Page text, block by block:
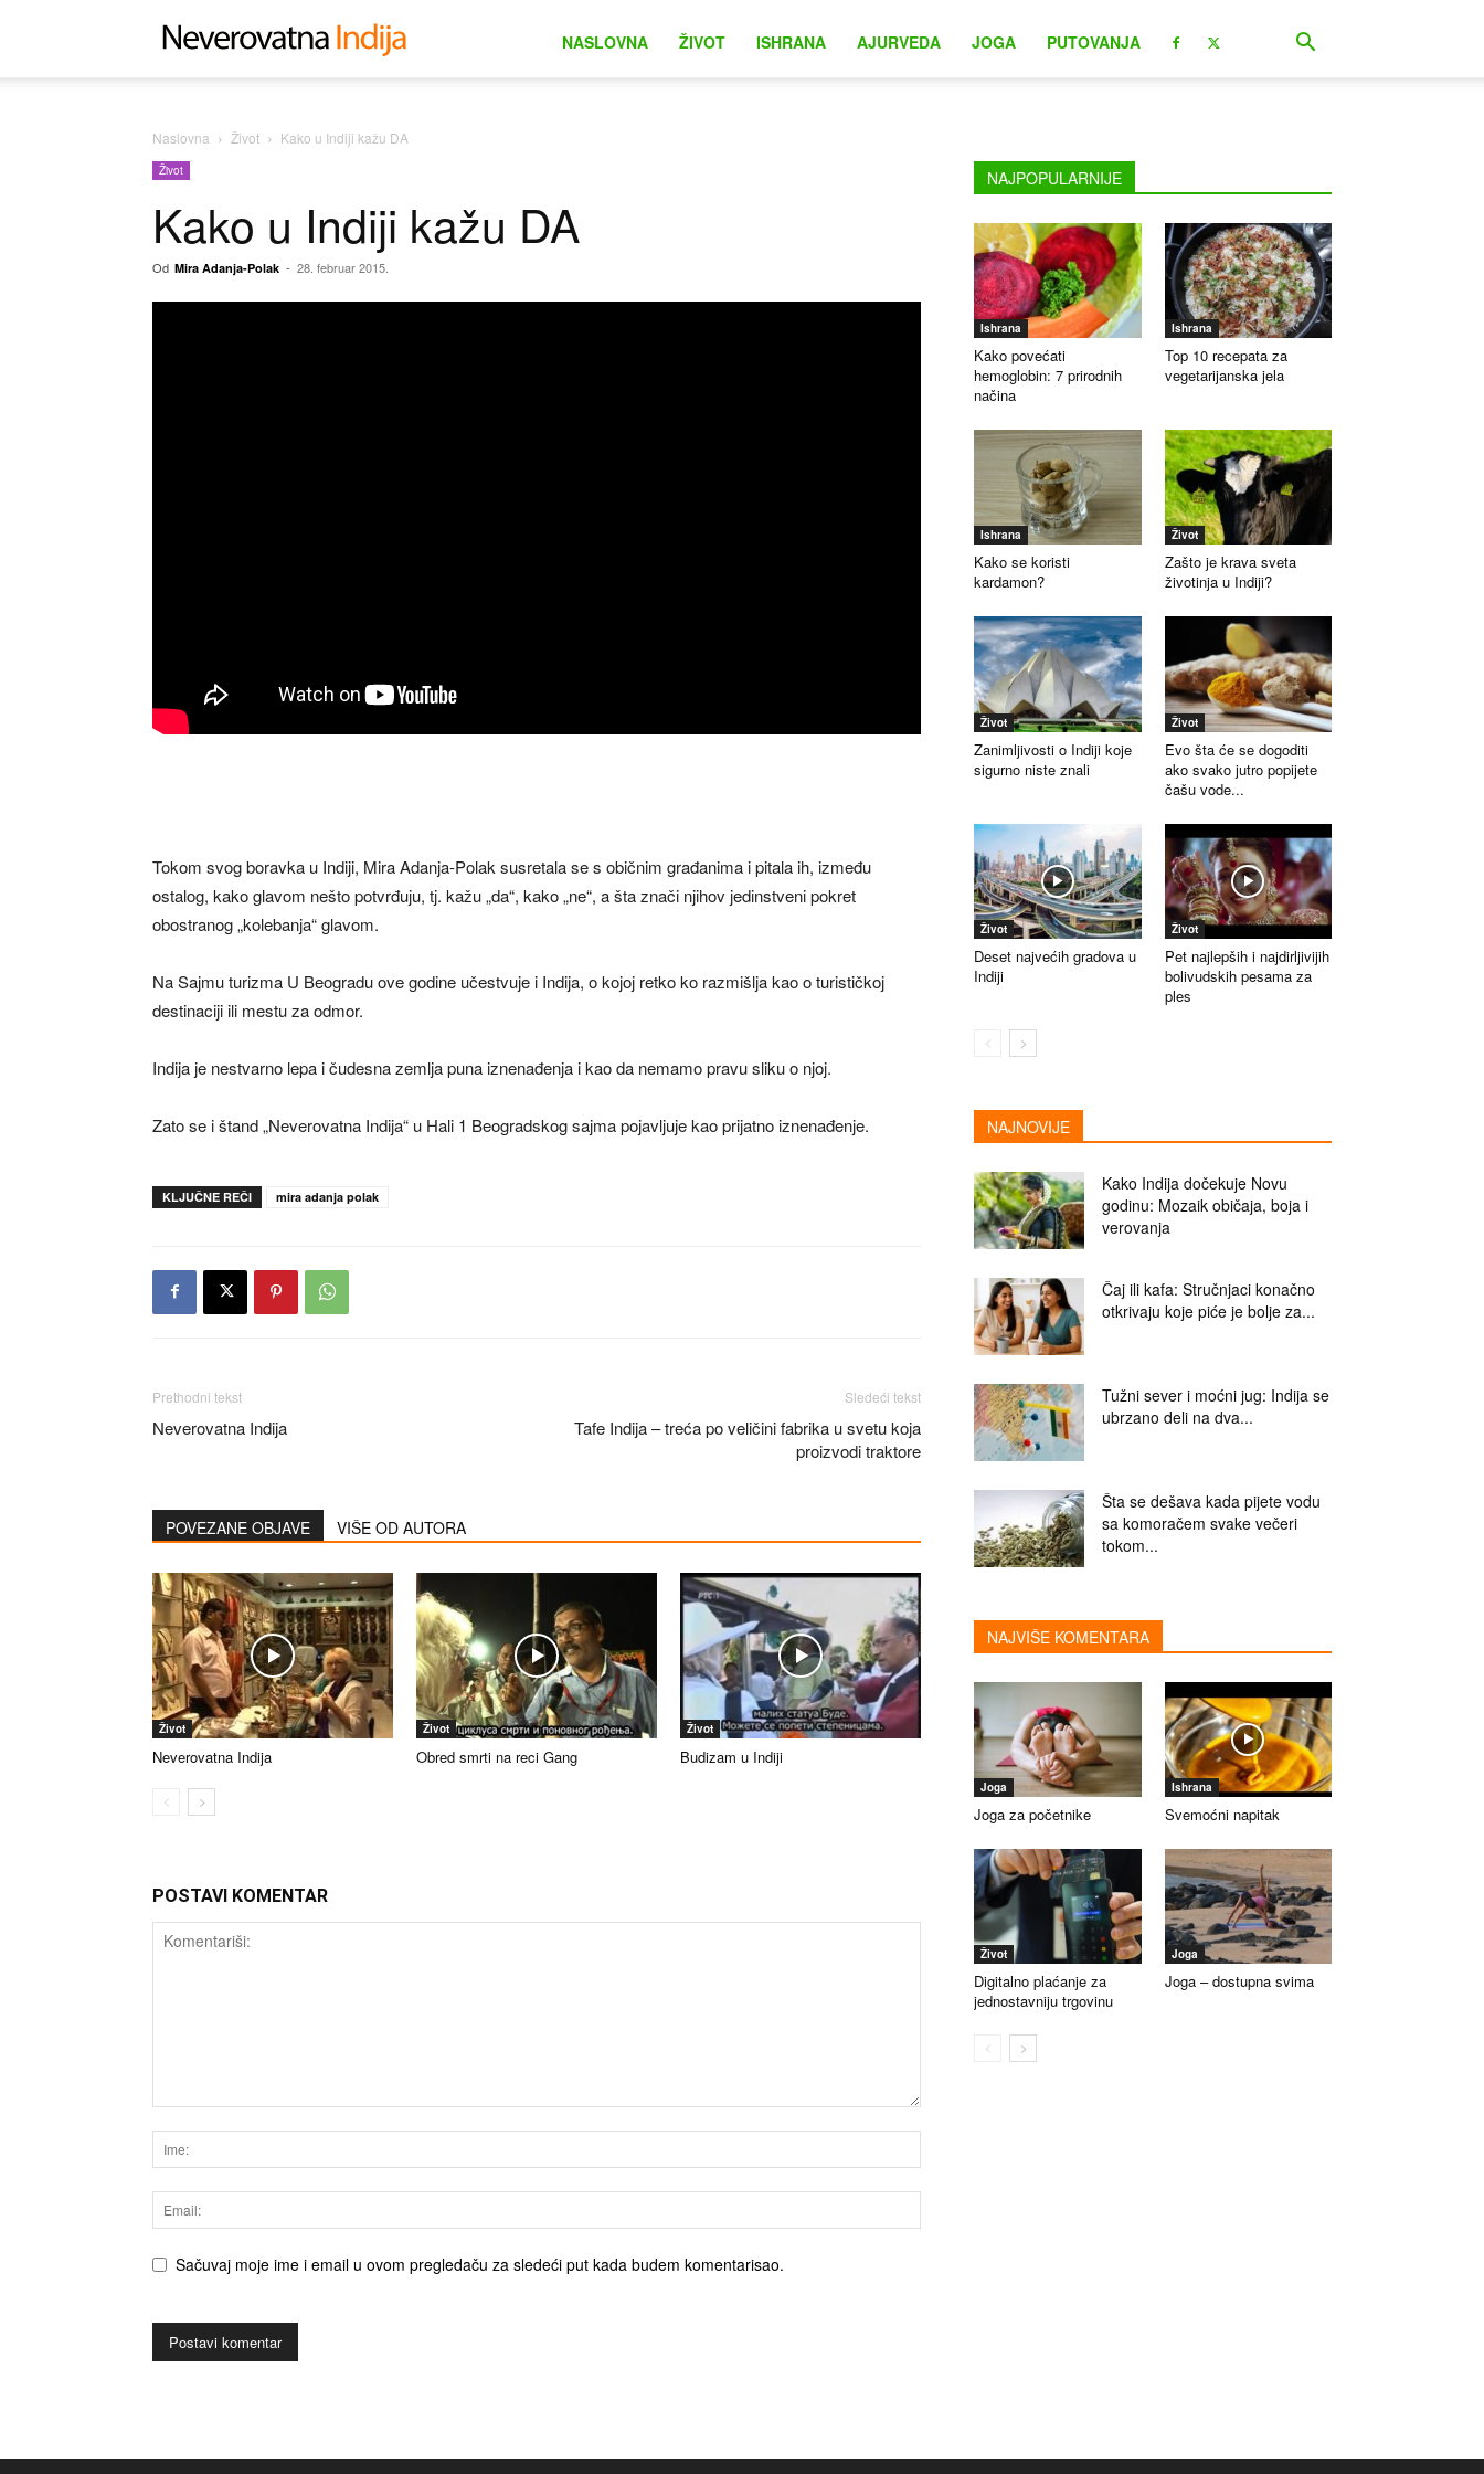
NASLOVNA ŽIVOT ISHRANA AJURVEDA JOGA PUTOVANJA
Naslovna Život Kako u Indiji kažu DA
Život
Kako u Indiji kažu DA
Od Mira Adanja-Polak - 28. februar 2015.
Tokom svog boravka u Indiji, Mira Adanja-Polak susretala se s običnim građanima i pitala ih, između
ostalog, kako glavom nešto potvrđuju, tj. kažu „da“, kako „ne“, a šta znači njihov jedinstveni pokret
obostranog „kolebanja“ glavom.
Na Sajmu turizma U Beogradu ove godine učestvuje i Indija, o kojoj retko ko razmišlja kao o turističkoj
destinaciji ili mestu za odmor.
Indija je nestvarno lepa i čudesna zemlja puna iznenađenja i kao da nemamo pravu sliku o njoj.
Zato se i štand „Neverovatna Indija“ u Hali 1 Beogradskog sajma pojavljuje kao prijatno iznenađenje.
KLJUČNE REČI mira adanja polak
Prethodni tekst
Neverovatna Indija
Sledeći tekst
Tafe Indija – treća po veličini fabrika u svetu koja
proizvodi traktore
POVEZANE OBJAVE VIŠE OD AUTORA
Život
Neverovatna Indija
Život
Obred smrti na reci Gang
Život
Budizam u Indiji
POSTAVI KOMENTAR
Sačuvaj moje ime i email u ovom pregledaču za sledeći put kada budem komentarisao.
NAJPOPULARNIJE
Ishrana
Kako povećati
hemoglobin: 7 prirodnih
načina
Ishrana
Top 10 recepata za
vegetarijanska jela
Ishrana
Kako se koristi
kardamon?
Život
Zašto je krava sveta
životinja u Indiji?
Život
Zanimljivosti o Indiji koje
sigurno niste znali
Život
Evo šta će se dogoditi
ako svako jutro popijete
čašu vode...
Život
Deset najvećih gradova u
Indiji
Život
Pet najlepših i najdirljivijih
bolivudskih pesama za
ples
NAJNOVIJE
Kako Indija dočekuje Novu
godinu: Mozaik običaja, boja i
verovanja
Čaj ili kafa: Stručnjaci konačno
otkrivaju koje piće je bolje za...
Tužni sever i moćni jug: Indija se
ubrzano deli na dva...
Šta se dešava kada pijete vodu
sa komoračem svake večeri
tokom...
NAJVIŠE KOMENTARA
Joga
Joga za početnike
Ishrana
Svemoćni napitak
Život
Digitalno plaćanje za
jednostavniju trgovinu
Joga
Joga – dostupna svima